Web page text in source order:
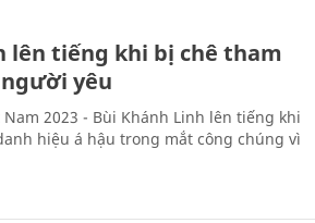
lên tiếng khi bị chê tham
yêu
2023 - Bùi Khánh Linh lên tiếng khi
hiệu á hậu trong mắt công chúng vì